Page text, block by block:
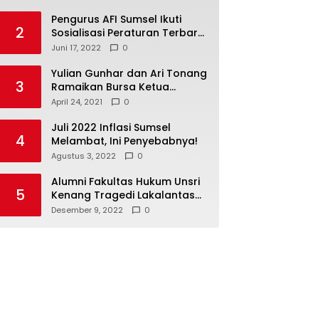
2
Pengurus AFI Sumsel Ikuti
Sosialisasi Peraturan Terbaru
Federasi Floorball
Juni 17, 2022 0
3
Yulian Gunhar dan Ari Tonang
Ramaikan Bursa Ketua
Percasi Sumsel
April 24, 2021 0
4
Juli 2022 Inflasi Sumsel
Melambat, Ini Penyebabnya!
Agustus 3, 2022 0
5
Alumni Fakultas Hukum Unsri
Kenang Tragedi Lakalantas
28 Tahun Silam
Desember 9, 2022 0